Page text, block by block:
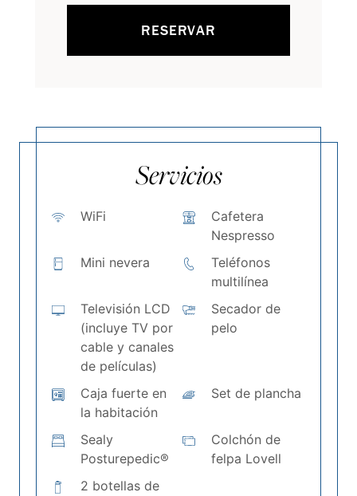
RESERVAR
Servicios
WiFi
Cafetera
Nespresso
Mini nevera
Teléfonos
multilínea
Televisión LCD
(incluye TV por
cable y canales
de películas)
Secador de
pelo
Caja fuerte en
la habitación
Set de plancha
Sealy
Posturepedic®
Colchón de
felpa Lovell
2 botellas de